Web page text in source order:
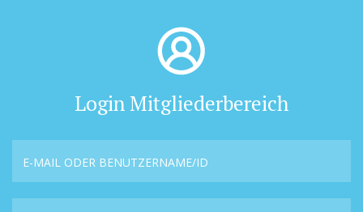
Login Mitgliederbereich